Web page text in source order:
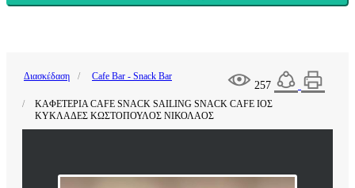
257
Διασκέδαση Cafe Bar - Snack Bar
ΚΑΦΕΤΕΡΙΑ CAFE SNACK SAILING SNACK CAFE ΙΟΣ
ΚΥΚΛΑΔΕΣ ΚΩΣΤΟΠΟΥΛΟΣ ΝΙΚΟΛΑΟΣ